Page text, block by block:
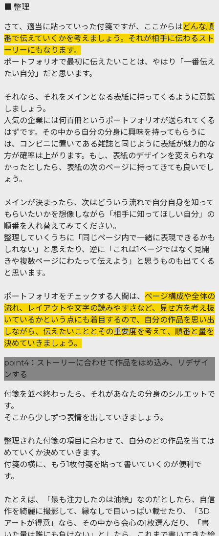
■ 整理
さて、適当に貼っていった付箋ですが、ここからは どんな順
番で伝えていくかを考えましょう。それが相手に伝わるスト
ーリーにもなります。
ポートフォリオで最初に伝えたいことは、やはり「一番伝え
たい自分」だと思います。
それなら、それをメインとなる表紙に持ってくるように意識
しましょう。
人気の企業には何百冊というポートフォリオが送られてくる
はずです。その中から自分の分身に興味を持ってもらうに
は、コンビニに置いてある雑誌と同じように表紙が魅力的な
方が確率は上がります。もし、表紙のデザインを変えられな
かったとしたら、表紙の次のページに持ってきても良いでし
ょう。
メインが決まったら、次はどういう流れで自分自身を知って
もらいたいかを想像しながら「相手に知ってほしい自分」の
順番を入れ替えてみてください。
整理していくうちに「同じページ内で一緒に表現できるかも
しれない」と思えたり、逆に「これは1ページではなく見開
きや複数ページにわたって伝えよう」と思うものも出てくる
と思います。
ポートフォリオをチェックする人間は、 ページ構成や全体の
流れ、レイアウトや文字の読みやすさなど、見せ方を考え抜
いているかという点にも着目するので、自分の作品を思い出
しながら、伝えたいこととその重要度を考えて、順番と量を
決めていきましょう。
point4：ストーリーに合わせて作品をはめ込み、リデザイ
ンする
付箋を並べ終わったら、それがあなたの分身のシルエットで
す。
そこから少しずつ表情を出していきましょう。
整理された付箋の項目に合わせて、自分のどの作品を当ては
めていくか決めていきます。
付箋の横に、もう1枚付箋を貼って書いていくのが便利で
す。
たとえば、「最も注力したのは油絵」なのだとしたら、自信
作を綺麗に撮影して、縁なしで目いっぱい載せたり、「3D
アートが得意」なら、その中から会心の1枚選んだり、「書